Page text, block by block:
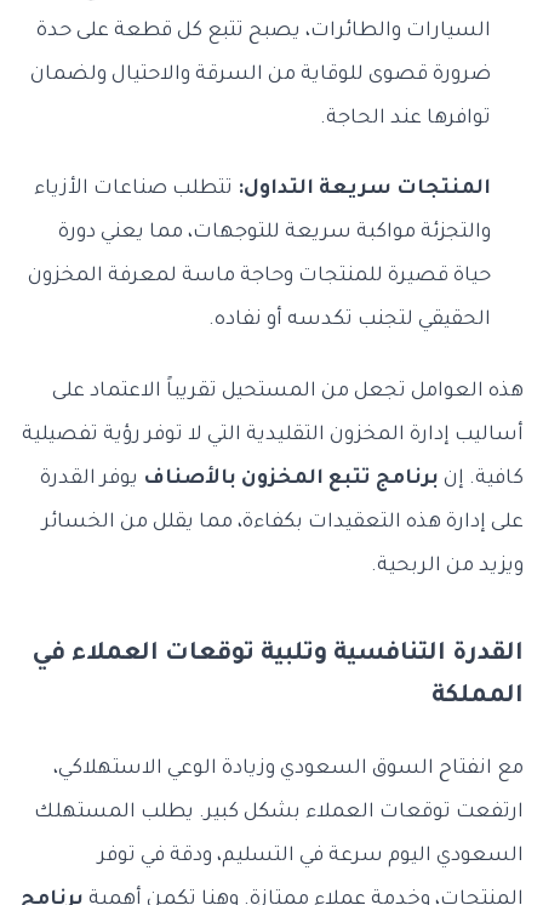
السيارات والطائرات، يصبح تتبع كل قطعة على حدة
ضرورة قصوى للوقاية من السرقة والاحتيال ولضمان
توافرها عند الحاجة.
المنتجات سريعة التداول: تتطلب صناعات الأزياء
والتجزئة مواكبة سريعة للتوجهات، مما يعني دورة
حياة قصيرة للمنتجات وحاجة ماسة لمعرفة المخزون
الحقيقي لتجنب تكدسه أو نفاده.
هذه العوامل تجعل من المستحيل تقريباً الاعتماد على
أساليب إدارة المخزون التقليدية التي لا توفر رؤية تفصيلية
كافية. إن برنامج تتبع المخزون بالأصناف يوفر القدرة
على إدارة هذه التعقيدات بكفاءة، مما يقلل من الخسائر
ويزيد من الربحية.
القدرة التنافسية وتلبية توقعات العملاء في
المملكة
مع انفتاح السوق السعودي وزيادة الوعي الاستهلاكي،
ارتفعت توقعات العملاء بشكل كبير. يطلب المستهلك
السعودي اليوم سرعة في التسليم، ودقة في توفر
المنتجات، وخدمة عملاء ممتازة. وهنا تكمن أهمية برنامج